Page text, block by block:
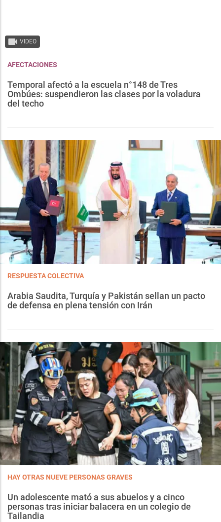
VIDEO
AFECTACIONES
Temporal afectó a la escuela n°148 de Tres
Ombúes: suspendieron las clases por la voladura
del techo
RESPUESTA COLECTIVA
Arabia Saudita, Turquía y Pakistán sellan un pacto
de defensa en plena tensión con Irán
HAY OTRAS NUEVE PERSONAS GRAVES
Un adolescente mató a sus abuelos y a cinco
personas tras iniciar balacera en un colegio de
Tailandia